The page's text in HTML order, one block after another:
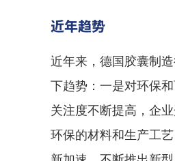
近年趋势
近年来，德国胶囊制
下趋势：一是对环保
关注度不断提高，企
环保的材料和生产工